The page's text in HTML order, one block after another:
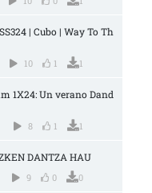
| Cubo | Way To Th
10 1 1
1X24: Un verano Dand
8 1 1
DANTZA HAU
9 0 0